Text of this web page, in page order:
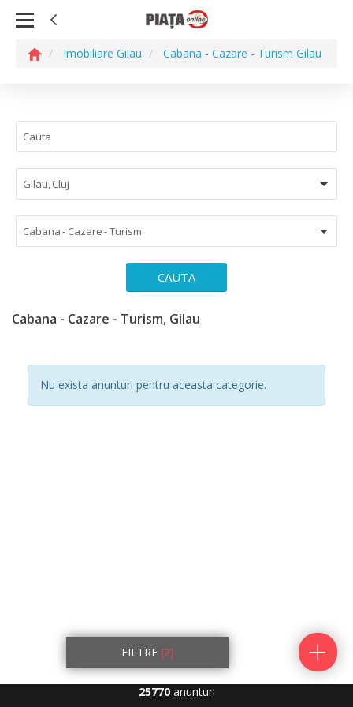
Imobiliare Gilau Cabana - Cazare - Turism Gilau
Gilau, Cluj
Cabana - Cazare - Turism
CAUTA
Cabana - Cazare - Turism, Gilau
Nu exista anunturi pentru aceasta categorie.
FILTRE (2)
25770anunturi